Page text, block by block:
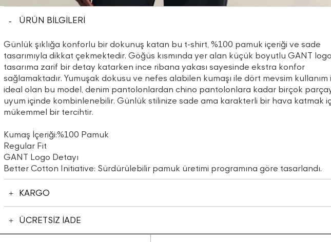
ÜRÜN BİLGİLERİ
Günlük şıklığa konforlu bir dokunuş katan bu t-shirt, %100 pamuk içeriği ve sade
tasarımıyla dikkat çekmektedir. Göğüs kısmında yer alan küçük boyutlu GANT
tasarıma zarif bir detay katarken ince ribana yakası sayesinde ekstra konfor
sağlamaktadır. Yumuşak dokusu ve nefes alabilen kumaşı ile dört mevsim kullanım
ideal olan bu model, denim pantolonlardan chino pantolonlara kadar birçok
uyum içinde kombinlenebilir. Günlük stilinize sade ama karakterli bir hava katmak
mükemmel bir tercihtir.
Kumaş İçeriği:%100 Pamuk
Regular Fit
GANT Logo Detayı
Better Cotton Initiative: Sürdürülebilir pamuk üretimi programına göre tasarlandı.
KARGO
ÜCRETSİZ İADE